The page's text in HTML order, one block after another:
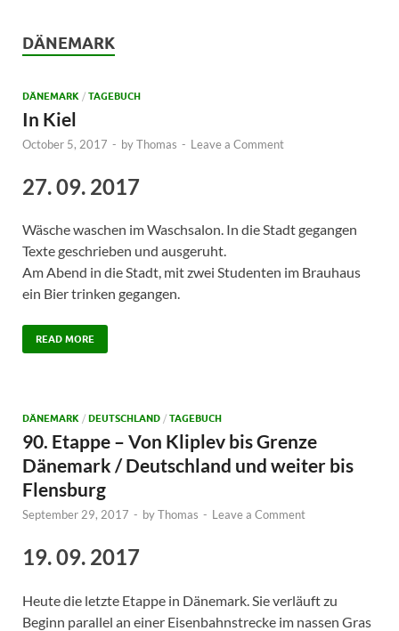
DÄNEMARK
DÄNEMARK / TAGEBUCH
In Kiel
October 5, 2017 - byThomas - Leave a Comment
27. 09. 2017
Wäsche waschen im Waschsalon. In die Stadt gegangen
Texte geschrieben und ausgeruht.
Am Abend in die Stadt, mit zwei Studenten im Brauhaus
ein Bier trinken gegangen.
READ MORE
DÄNEMARK / DEUTSCHLAND / TAGEBUCH
90. Etappe – Von Kliplev bis Grenze
Dänemark / Deutschland und weiter bis
Flensburg
September 29, 2017 - byThomas - Leave a Comment
19. 09. 2017
Heute die letzte Etappe in Dänemark. Sie verläuft zu
Beginn parallel an einer Eisenbahnstrecke im nassen Gras